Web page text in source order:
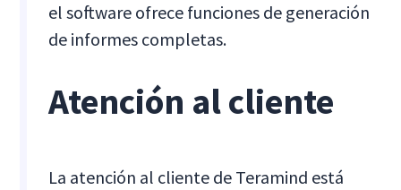
el software ofrece funciones de generación
de informes completas.
Atención al cliente
La atención al cliente de Teramind está